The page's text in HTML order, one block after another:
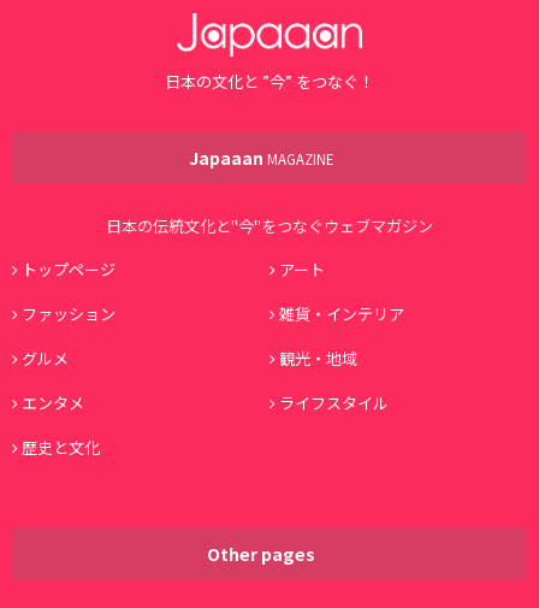
日本の文化と ”今” をつなぐ！
Japaaan MAGAZINE
日本の伝統文化と"今"をつなぐウェブマガジン
トップページ
アート
ファッション
雑貨・インテリア
グルメ
観光・地域
エンタメ
ライフスタイル
歴史と文化
Other pages